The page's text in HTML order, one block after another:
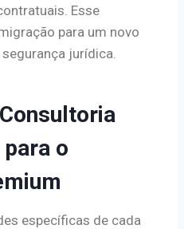
Esse
para um novo
jurídica.
o
específicas de cada